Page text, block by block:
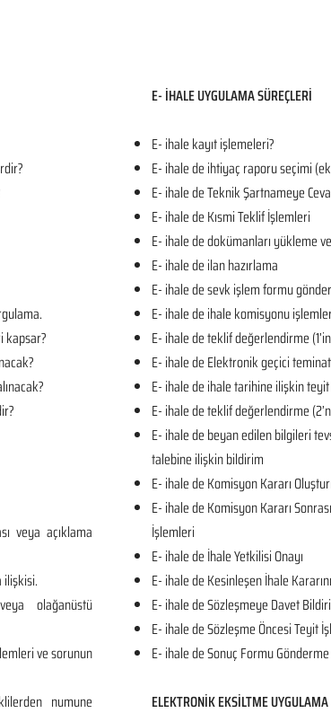
kapsar?
veya açıklama
olağanüstü
ve sorunun
numune
E- İHALE UYGULAMA SÜREÇLERİ
E- ihale kayıt işlemeleri?
E- ihale de ihtiyaç raporu seçimi
E- ihale de Teknik Şartnameye
E- ihale de Kısmi Teklif İşlemleri
E- ihale de dokümanları yükleme
E- ihale de ilan hazırlama
E- ihale de sevk işlem formu
E- ihale de ihale komisyonu
E- ihale de teklif değerlendirme
E- ihale de Elektronik geçici
E- ihale de ihale tarihine ilişkin
E- ihale de teklif değerlendirme
E- ihale de beyan edilen bilgileri
talebine ilişkin bildirim
E- ihale de Komisyon Kararı
E- ihale de Komisyon Kararı
İşlemleri
E- ihale de İhale Yetkilisi Onayı
E- ihale de Kesinleşen İhale
E- ihale de Sözleşmeye Davet
E- ihale de Sözleşme Öncesi Teyit
E- ihale de Sonuç Formu Gönderme
ELEKTRONİK EKSİLTME UYGULAMA